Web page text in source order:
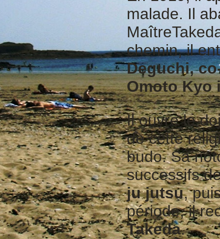
malade. Il
Maître
chemin, il
Deguchi,
Omoto Kyo
Il ouvre le
de cette
budo. Sa
successifs
ju jutsu,
période, il
Takeda.